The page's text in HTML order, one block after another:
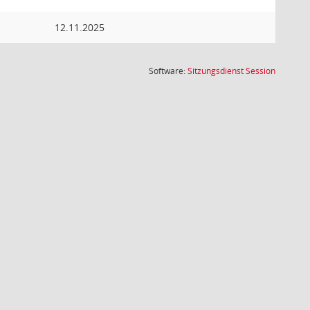
12.11.2025
Software:SitzungsdienstSession(Wird in